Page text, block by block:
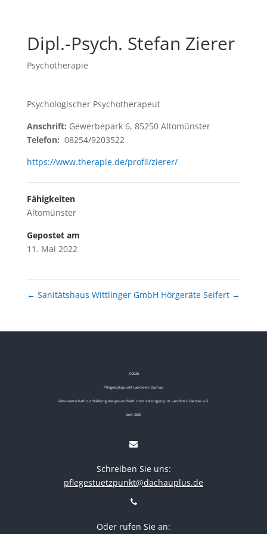
Dipl.-Psych. Stefan Zierer
Psychotherapie
Psychologischer Psychotherapeut
Anschrift: Gewerbepark 6, 85250 Altomünster
Telefon: 08254/9203522
https://www.therapie.de/profil/zierer/
Fähigkeiten
Altomünster
Gepostet am
11. Mai 2022
← Sanitätshaus Wittlinger GmbH Hörgeräte Seifert →
©2026
Pflegestützpunkt Landkreis Dachau
Genossenschaft zur Stärkung der gesundheitlichen Versorgung im Landkreis Dachau e.G.
GnR 2690
Schreiben Sie uns:
pflegestuetzpunkt@dachauplus.de
Oder rufen Sie an: